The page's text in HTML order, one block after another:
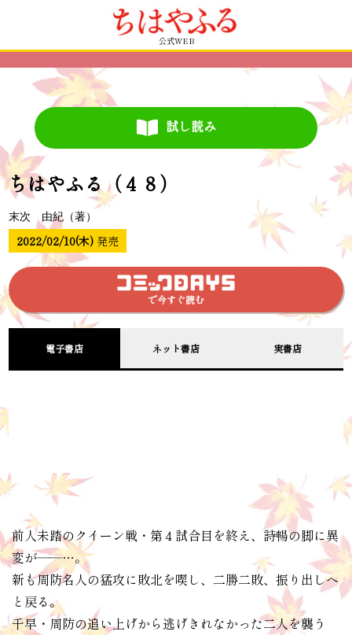
公式WEB
試し読み
ちはやふる（４８）
末次 由紀（著）
2022/02/10(木) 発売
で今すぐ読む
電子書店 ネット書店 実書店
前人未踏のクイーン戦・第４試合目を終え、詩暢の脚に異
変が――…。
新も周防名人の猛攻に敗北を喫し、二勝二敗、振り出しへ
と戻る。
千早・周防の追い上げから逃げきれなかった二人を襲う